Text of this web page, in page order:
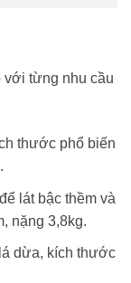
với từng nhu cầu
thước phổ biến
lát bậc thềm và
nặng 3,8kg.
dừa, kích thước